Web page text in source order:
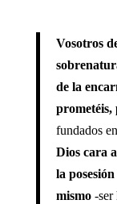
Vosotros
de la
fundados
Dios cara
la
mismo-ser